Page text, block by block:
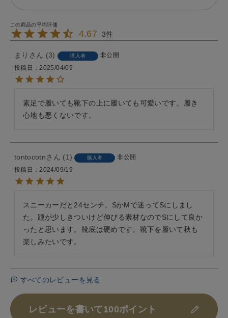
4.67 3
まり 3 購入者
非公開
投稿日
2025/04/09
素足で履いても靴下の上に履いても可愛いです。履き
心地も悪くないです。
tontocotn 1 購入者
非公開
投稿日
2024/09/19
スニーカーだと24センチ。SかMで迷ってSにしまし
た。踵が少しきついけど伸びる素材なのでSにして良か
ったと思います。靴底は硬めです。靴下を履いて秋も
楽しみたいです。
すべてのレビューを見る
レビューを書いて100ポイント